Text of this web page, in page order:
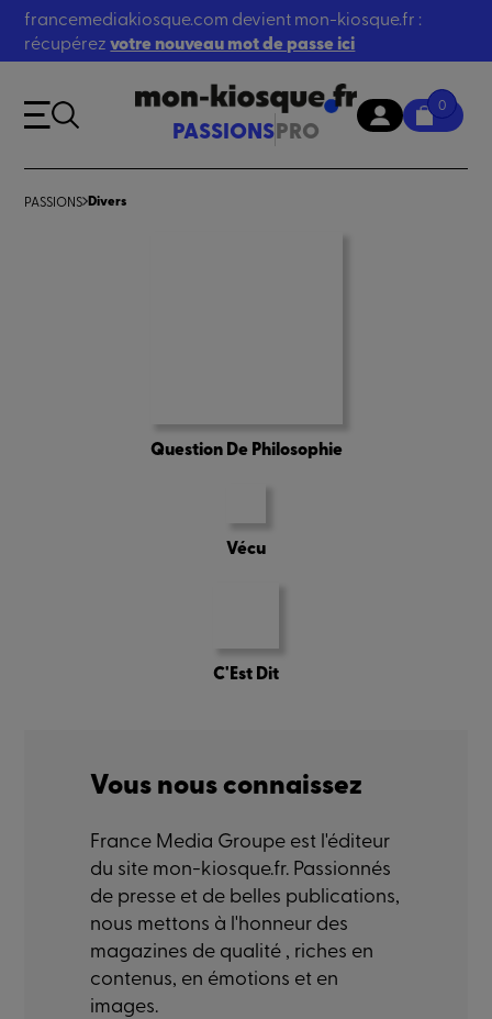
francemediakiosque.com devient mon-kiosque.fr :
récupérezvotre nouveau mot de passe ici
PASSIONSPRO
0
PASSIONS Divers
Question De Philosophie
Vécu
C'Est Dit
Vous nous connaissez
France Media Groupe est l'éditeur
du site mon-kiosque.fr. Passionnés
de presse et de belles publications,
nous mettons à l'honneur des
magazines de qualité , riches en
contenus, en émotions et en
images.